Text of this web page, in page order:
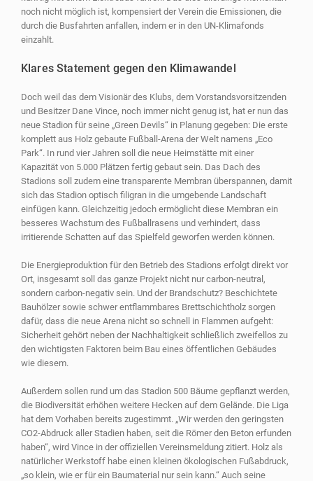
noch nicht möglich ist, kompensiert der Verein die Emissionen, die
durch die Busfahrten anfallen, indem er in den UN-Klimafonds
einzahlt.
Klares Statement gegen den Klimawandel
Doch weil das dem Visionär des Klubs, dem Vorstandsvorsitzenden
und Besitzer Dane Vince, noch immer nicht genug ist, hat er nun das
neue Stadion für seine „Green Devils“ in Planung gegeben: Die erste
komplett aus Holz gebaute Fußball-Arena der Welt namens „Eco
Park“. In rund vier Jahren soll die neue Heimstätte mit einer
Kapazität von 5.000 Plätzen fertig gebaut sein. Das Dach des
Stadions soll zudem eine transparente Membran überspannen, damit
sich das Stadion optisch filigran in die umgebende Landschaft
einfügen kann. Gleichzeitig jedoch ermöglicht diese Membran ein
besseres Wachstum des Fußballrasens und verhindert, dass
irritierende Schatten auf das Spielfeld geworfen werden können.
Die Energieproduktion für den Betrieb des Stadions erfolgt direkt vor
Ort, insgesamt soll das ganze Projekt nicht nur carbon-neutral,
sondern carbon-negativ sein. Und der Brandschutz? Beschichtete
Bauhölzer sowie schwer entflammbares Brettschichtholz sorgen
dafür, dass die neue Arena nicht so schnell in Flammen aufgeht:
Sicherheit gehört neben der Nachhaltigkeit schließlich zweifellos zu
den wichtigsten Faktoren beim Bau eines öffentlichen Gebäudes
wie diesem.
Außerdem sollen rund um das Stadion 500 Bäume gepflanzt werden,
die Biodiversität erhöhen weitere Hecken auf dem Gelände. Die Liga
hat dem Vorhaben bereits zugestimmt. „Wir werden den geringsten
CO2-Abdruck aller Stadien haben, seit die Römer den Beton erfunden
haben“, wird Vince in der offiziellen Vereinsmeldung zitiert. Holz als
natürlicher Werkstoff habe einen kleinen ökologischen Fußabdruck,
„so klein, wie er für ein Baumaterial nur sein kann.“ Auch seine